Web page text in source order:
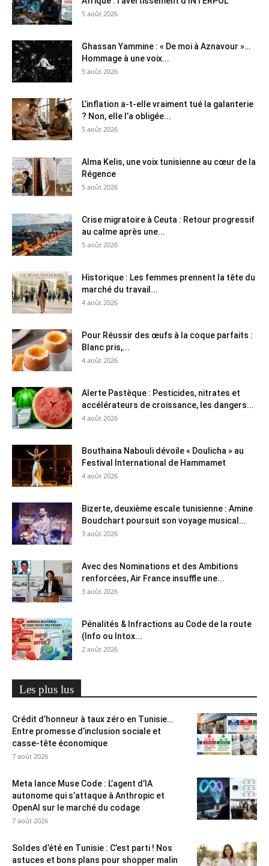
5 août 2026
Ghassan Yammine : « De moi à Aznavour »…
Hommage à une voix...
5 août 2026
L’inflation a-t-elle vraiment tué la galanterie
? Non, elle l’a obligée...
5 août 2026
Alma Kelis, une voix tunisienne au cœur de la
Régence
5 août 2026
Crise migratoire à Ceuta : Retour progressif
au calme après une...
5 août 2026
Historique : Les femmes prennent la tête du
marché du travail...
4 août 2026
Pour Réussir des œufs à la coque parfaits :
Blanc pris,...
4 août 2026
Alerte Pastèque : Pesticides, nitrates et
accélérateurs de croissance, les dangers...
4 août 2026
Bouthaina Nabouli dévoile « Doulicha » au
Festival International de Hammamet
4 août 2026
Bizerte, deuxième escale tunisienne : Amine
Boudchart poursuit son voyage musical...
3 août 2026
Avec des Nominations et des Ambitions
renforcées, Air France insuffle une...
3 août 2026
Pénalités & Infractions au Code de la route
(Info ou Intox...
2 août 2026
Les plus lus
Crédit d’honneur à taux zéro en Tunisie…
Entre promesse d’inclusion sociale et
casse-tête économique
7 août 2026
Meta lance Muse Code : L’agent d’IA
autonome qui s’attaque à Anthropic et
OpenAI sur le marché du codage
7 août 2026
Soldes d’été en Tunisie : C’est parti ! Nos
astuces et bons plans pour shopper malin